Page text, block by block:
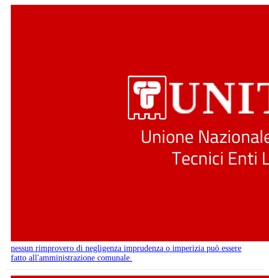
nessun rimprovero di negligenza imprudenza o imperizia può essere
fatto all'amministrazione comunale.